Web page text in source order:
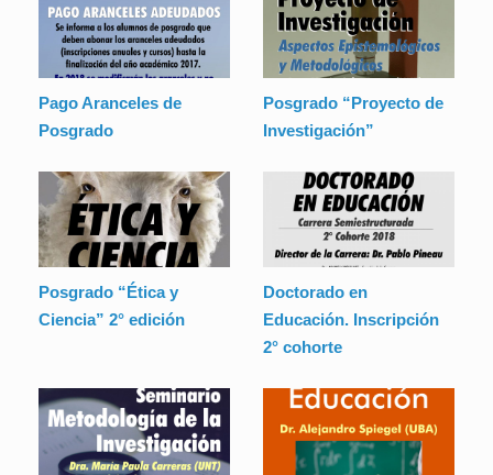
Pago Aranceles de
Posgrado
Posgrado “Proyecto de
Investigación”
Posgrado “Ética y
Ciencia” 2° edición
Doctorado en
Educación. Inscripción
2° cohorte